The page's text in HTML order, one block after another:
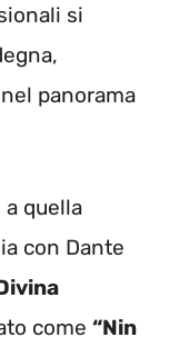
si
panorama
quella
con Dante
come “Nin